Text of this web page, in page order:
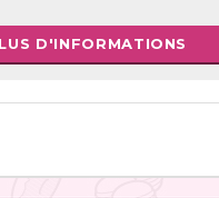
D'INFORMATIONS